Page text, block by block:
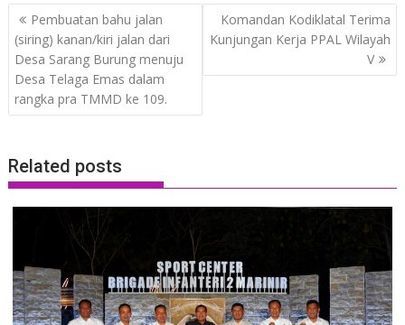
Post
navigation
Pembuatan bahu jalan
(siring) kanan/kiri jalan dari
Desa Sarang Burung menuju
Desa Telaga Emas dalam
rangka pra TMMD ke 109.
Komandan Kodiklatal Terima
Kunjungan Kerja PPAL Wilayah
V
Related posts